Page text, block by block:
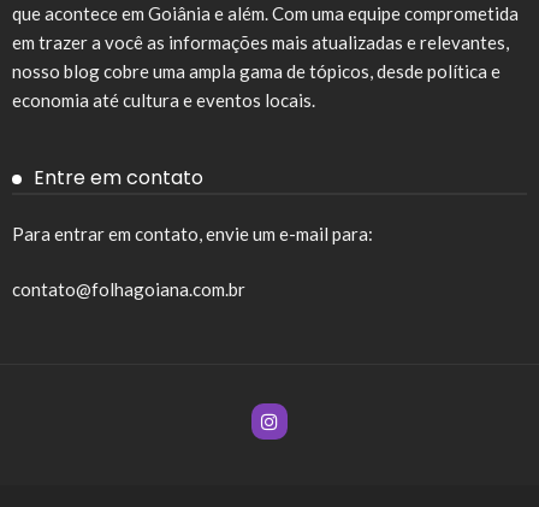
que acontece em Goiânia e além. Com uma equipe comprometida
em trazer a você as informações mais atualizadas e relevantes,
nosso blog cobre uma ampla gama de tópicos, desde política e
economia até cultura e eventos locais.
Entre em contato
Para entrar em contato, envie um e-mail para:
contato@folhagoiana.com.br